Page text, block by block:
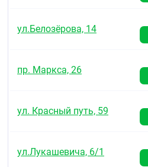
ул.Белозёрова, 14
пр. Маркса, 26
ул. Красный путь, 59
ул.Лукашевича, 6/1